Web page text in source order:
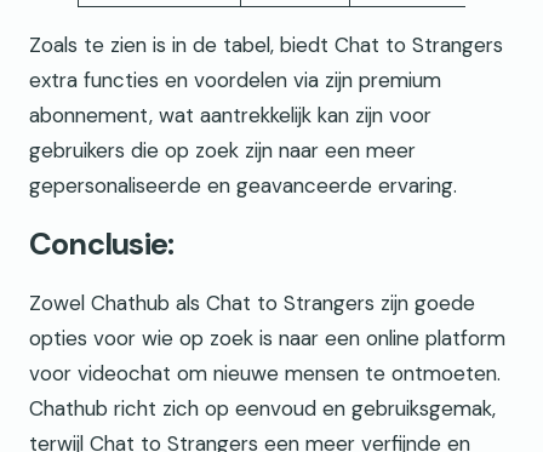
Zoals te zien is in de tabel, biedt Chat to Strangers
extra functies en voordelen via zijn premium
abonnement, wat aantrekkelijk kan zijn voor
gebruikers die op zoek zijn naar een meer
gepersonaliseerde en geavanceerde ervaring.
Conclusie:
Zowel Chathub als Chat to Strangers zijn goede
opties voor wie op zoek is naar een online platform
voor videochat om nieuwe mensen te ontmoeten.
Chathub richt zich op eenvoud en gebruiksgemak,
terwijl Chat to Strangers een meer verfijnde en